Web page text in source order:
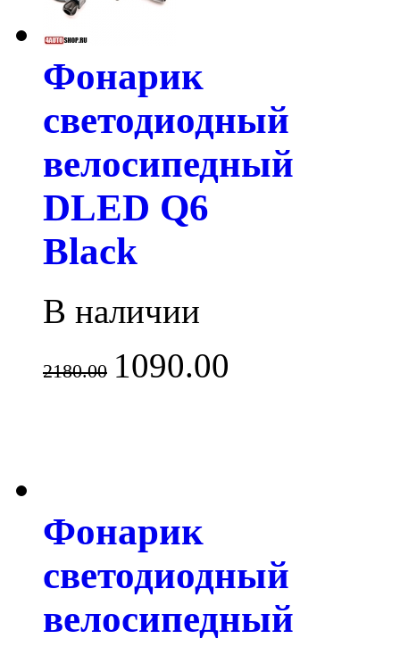
Фонарик
светодиодный
велосипедный
DLED Q6
Black
В наличии
2180.00 1090.00
Фонарик
светодиодный
велосипедный